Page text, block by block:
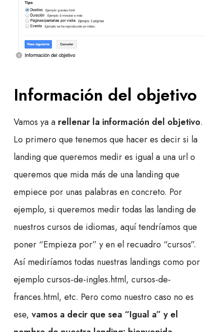
Información del objetivo
Vamos ya a rellenar la información del objetivo.
Lo primero que tenemos que hacer es decir si la
landing que queremos medir es igual a una url o
queremos que mida más de una landing que
empiece por unas palabras en concreto. Por
ejemplo, si queremos medir todas las landing de
nuestros cursos de idiomas, aquí tendríamos que
poner “Empieza por” y en el recuadro “cursos”.
Así mediríamos todas nuestras landings como por
ejemplo cursos-de-ingles.html, cursos-de-
frances.html, etc. Pero como nuestro caso no es
ese, vamos a decir que sea “Igual a” y el